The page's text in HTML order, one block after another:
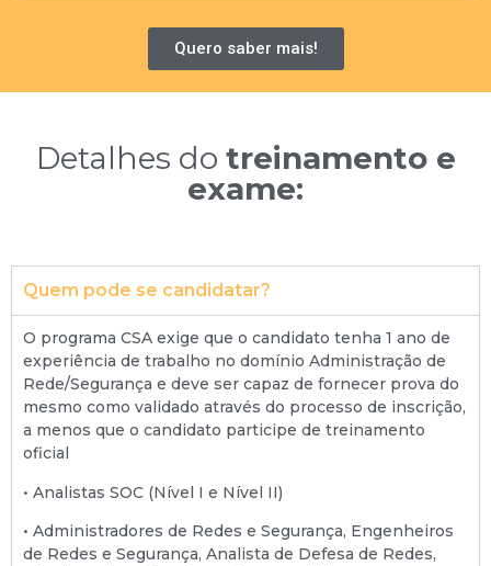
Quero saber mais!
Detalhes do treinamento e
exame:
Quem pode se candidatar?
O programa CSA exige que o candidato tenha 1 ano de
experiência de trabalho no domínio Administração de
Rede/Segurança e deve ser capaz de fornecer prova do
mesmo como validado através do processo de inscrição,
a menos que o candidato participe de treinamento
oficial
• Analistas SOC (Nível I e Nível II)
• Administradores de Redes e Segurança, Engenheiros
de Redes e Segurança, Analista de Defesa de Redes,